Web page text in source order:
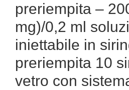
preriempita –
mg)/0,2 ml
iniettabile in
preriempita 10
vetro con